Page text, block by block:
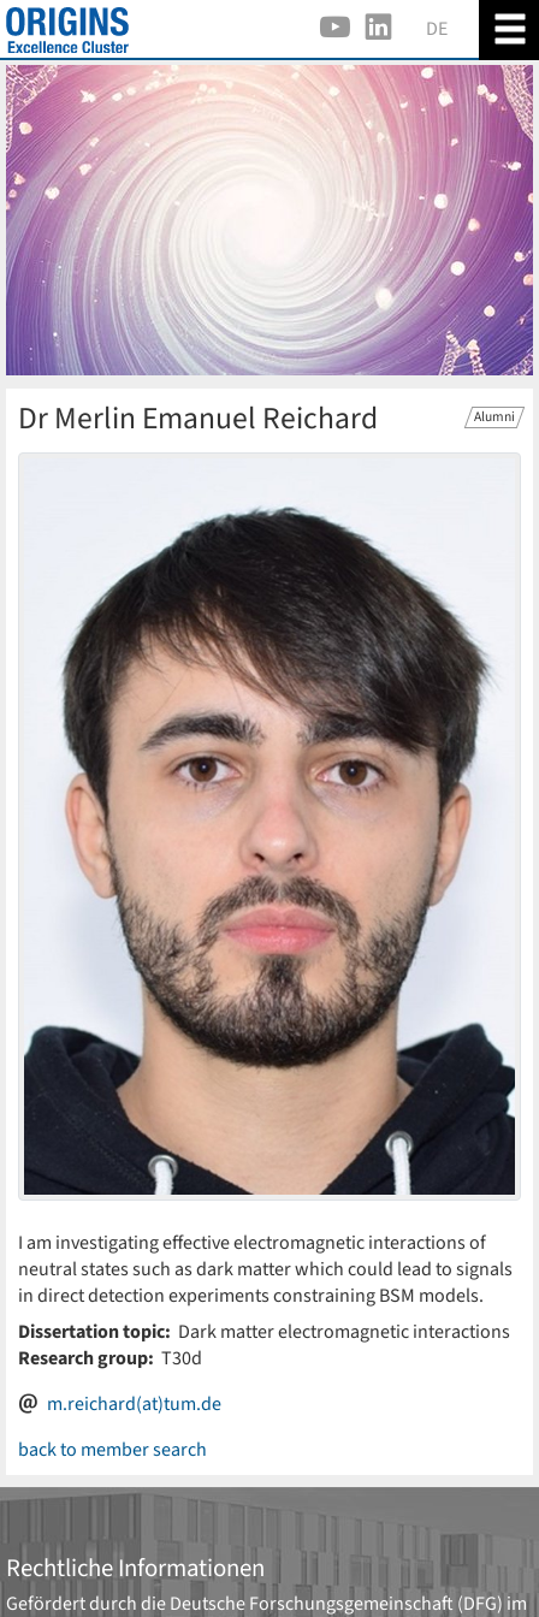
DE
Alumni
Dr Merlin Emanuel Reichard
I am investigating effective electromagnetic interactions of
neutral states such as dark matter which could lead to signals
in direct detection experiments constraining BSM models.
Dissertation topic: Dark matter electromagnetic interactions
Research group: T30d
m.reichard(at)tum.de
back to member search
Rechtliche Informationen
Gefördert durch dieDeutsche Forschungsgemeinschaft (DFG) im